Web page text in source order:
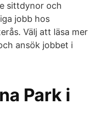
sittdynor och
jobb hos
Välj att läsa mer
ansök jobbet i
Park i